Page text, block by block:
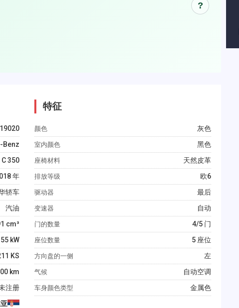
?
19020
Benz
C 350
年
轿车
汽油
cm³
kW
KS
km
注册
特征
颜色 灰色
室内颜色 黑色
座椅材料 天然皮革
排放等级 欧6
驱动器 最后
变速器 自动
门的数量 4/5 门
座位数量 5 座位
方向盘的一侧 左
气候 自动空调
车身颜色类型 金属色